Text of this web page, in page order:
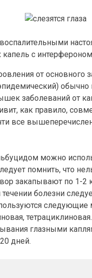
с
от основного
обычно
заболеваний от
как правило,
все
можно
помнить, что
закапывают по 1-2
болезни
следующие
глазными
дней.